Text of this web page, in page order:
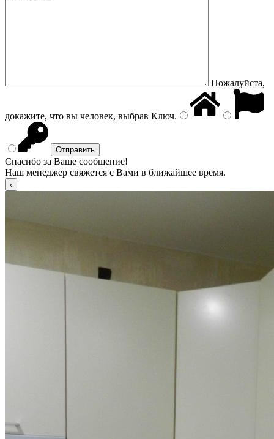
Пожалуйста,
докажите, что вы человек, выбрав Ключ.
Спасибо за Ваше сообщение!
Наш менеджер свяжется с Вами в ближайшее время.